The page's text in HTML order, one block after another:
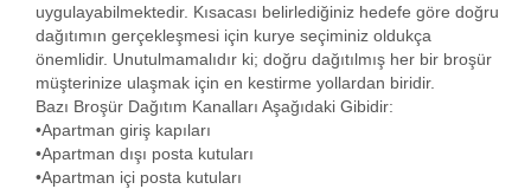
uygulayabilmektedir. Kısacası belirlediğiniz hedefe göre doğru
dağıtımın gerçekleşmesi için kurye seçiminiz oldukça
önemlidir. Unutulmamalıdır ki; doğru dağıtılmış her bir broşür
müşterinize ulaşmak için en kestirme yollardan biridir.
Bazı Broşür Dağıtım Kanalları Aşağıdaki Gibidir:
•Apartman giriş kapıları
•Apartman dışı posta kutuları
•Apartman içi posta kutuları